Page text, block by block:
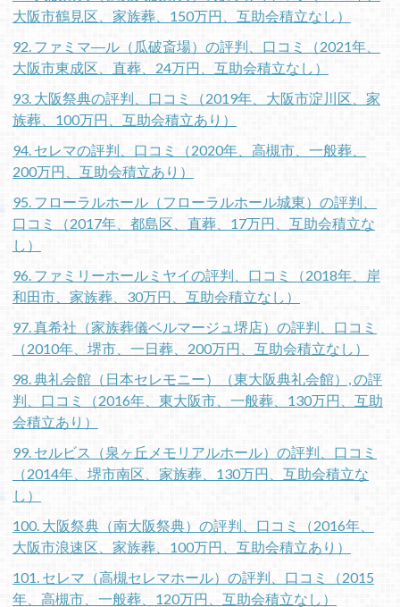
大阪市鶴見区、家族葬、150万円、互助会積立なし）
92. ファミマ―ル（瓜破斎場）の評判、口コミ（2021年、
大阪市東成区、直葬、24万円、互助会積立なし）
93. 大阪祭典の評判、口コミ（2019年、大阪市淀川区、家
族葬、100万円、互助会積立あり）
94. セレマの評判、口コミ（2020年、高槻市、一般葬、
200万円、互助会積立あり）
95. フローラルホール（フローラルホール城東）の評判、
口コミ（2017年、都島区、直葬、17万円、互助会積立な
し）
96. ファミリーホールミヤイの評判、口コミ（2018年、岸
和田市、家族葬、30万円、互助会積立なし）
97. 真希社（家族葬儀ベルマージュ堺店）の評判、口コミ
（2010年、堺市、一日葬、200万円、互助会積立なし）
98. 典礼会館（日本セレモニー）（東大阪典礼会館）, の評
判、口コミ（2016年、東大阪市、一般葬、130万円、互助
会積立あり）
99. セルビス（泉ヶ丘メモリアルホール）の評判、口コミ
（2014年、堺市南区、家族葬、130万円、互助会積立な
し）
100. 大阪祭典（南大阪祭典）の評判、口コミ（2016年、
大阪市浪速区、家族葬、100万円、互助会積立あり）
101. セレマ（高槻セレマホール）の評判、口コミ（2015
年、高槻市、一般葬、120万円、互助会積立なし）